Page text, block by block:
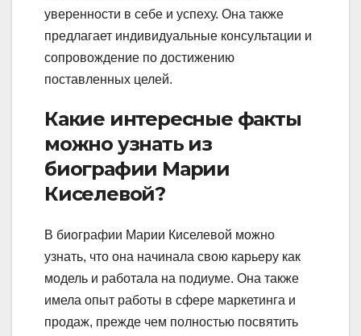
уверенности в себе и успеху. Она также
предлагает индивидуальные консультации и
сопровождение по достижению
поставленных целей.
Какие интересные факты
можно узнать из
биографии Марии
Киселевой?
В биографии Марии Киселевой можно
узнать, что она начинала свою карьеру как
модель и работала на подиуме. Она также
имела опыт работы в сфере маркетинга и
продаж, прежде чем полностью посвятить